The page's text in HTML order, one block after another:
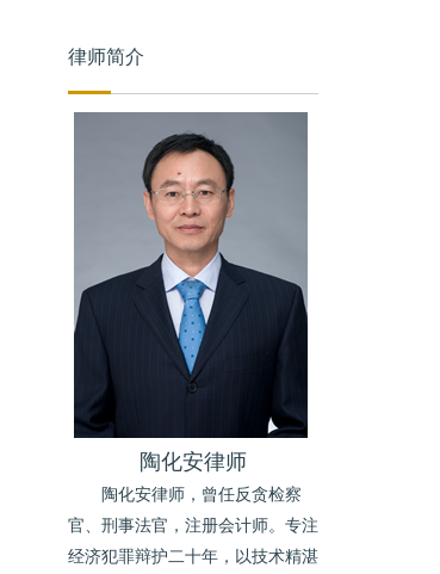
律师简介
陶化安律师
陶化安律师，曾任反贪检察
官、刑事法官，注册会计师。专注
经济犯罪辩护二十年，以技术精湛